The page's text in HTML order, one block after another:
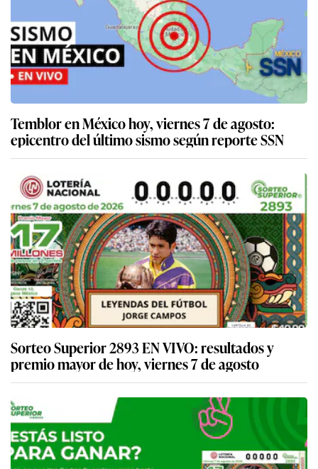
Temblor en México hoy, viernes 7 de agosto:
epicentro del último sismo según reporte SSN
Sorteo Superior 2893 EN VIVO: resultados y
premio mayor de hoy, viernes 7 de agosto